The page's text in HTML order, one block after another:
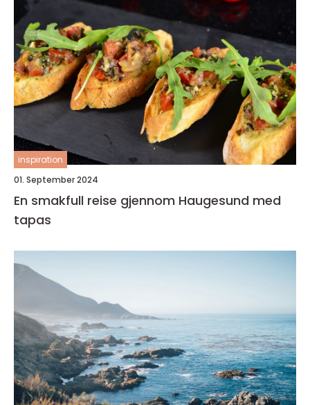
inspiration
01. September 2024
En smakfull reise gjennom Haugesund med
tapas